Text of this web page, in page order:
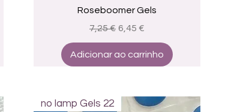
Visualização rápida
Roseboomer Gels
Preço normal
7,25 € Preço promocional
6,45 €
Adicionar ao carrinho
no lamp Gels 22